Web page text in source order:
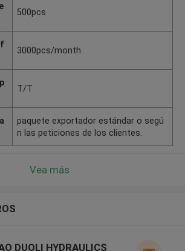
500pcs
3000pcs/month
T/T
paquete exportador estándar o segú
n las peticiones de los clientes.
Vea más
DUOLI HYDRAULICS